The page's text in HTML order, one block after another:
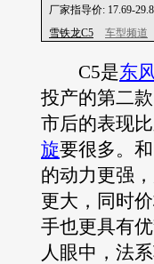
厂家指导价: 17.69-
雪铁龙C5
车型频道
C5是东
投产的第二
市后的表现
旋要很多。和
的动力更强
更大，同时
手也更具有
人眼中，法